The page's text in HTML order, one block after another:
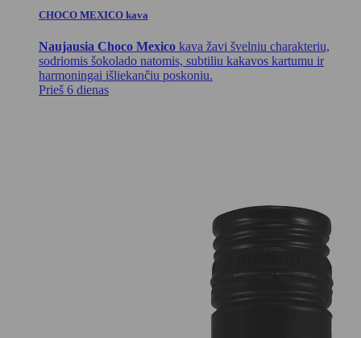
CHOCO MEXICO kava
Naujausia Choco Mexico kava žavi švelniu charakteriu,
sodriomis šokolado natomis, subtiliu kakavos kartumu ir
harmoningai išliekančiu poskoniu.
Prieš 6 dienas